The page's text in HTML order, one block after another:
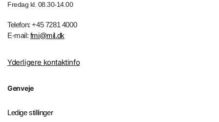
Fredag kl. 08.30-14.00
Telefon: +45 7281 4000
E-mail: fmi@mil.dk
Yderligere kontaktinfo
Genveje
Ledige stillinger